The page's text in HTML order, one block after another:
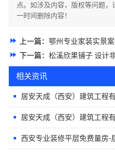
点。如涉及内容，版权等问题
一时间删除内容！
上一篇： 鄂州专业家装实景案
下一篇： 松溪欣果铺子 设计
相关资讯